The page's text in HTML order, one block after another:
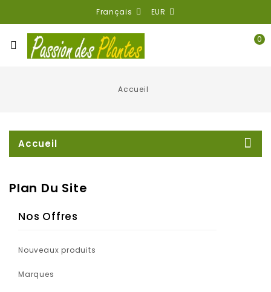
Français EUR
0
Accueil
Accueil
Plan Du Site
Nos Offres
Nouveaux produits
Marques